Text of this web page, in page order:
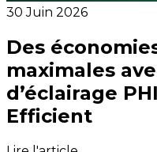
30 Juin 2026
Des
maximales
d’éclairage
Efficient